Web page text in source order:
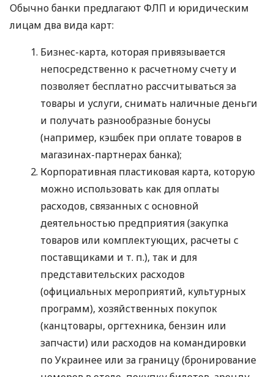
Обычно банки предлагают ФЛП и юридическим
лицам два вида карт:
Бизнес-карта, которая привязывается
непосредственно к расчетному счету и
позволяет бесплатно рассчитываться за
товары и услуги, снимать наличные деньги
и получать разнообразные бонусы
(например, кэшбек при оплате товаров в
магазинах-партнерах банка);
Корпоративная пластиковая карта, которую
можно использовать как для оплаты
расходов, связанных с основной
деятельностью предприятия (закупка
товаров или комплектующих, расчеты с
поставщиками и т. п.), так и для
представительских расходов
(официальных мероприятий, культурных
программ), хозяйственных покупок
(канцтовары, оргтехника, бензин или
запчасти) или расходов на командировки
по Украинее или за границу (бронирование